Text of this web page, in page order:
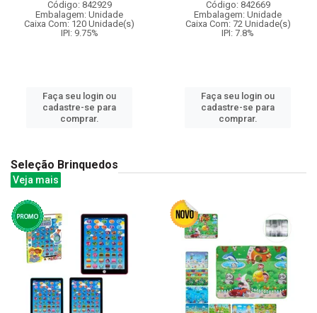
Código: 842929
Embalagem: Unidade
Caixa Com: 120 Unidade(s)
IPI: 9.75%
Faça seu login ou
cadastre-se para
comprar.
Código: 842669
Embalagem: Unidade
Caixa Com: 72 Unidade(s)
IPI: 7.8%
Faça seu login ou
cadastre-se para
comprar.
Seleção Brinquedos
Veja mais